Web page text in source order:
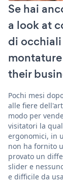
Se hai
a look at
di
their
Pochi mesi
alle fiere
modo per
visitatori la
ergonomici, in
non ha fornito
provato un
slider e
e difficile da